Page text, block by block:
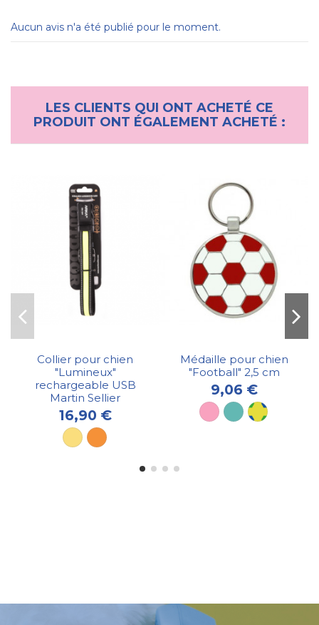
Aucun avis n'a été publié pour le moment.
LES CLIENTS QUI ONT ACHETÉ CE
PRODUIT ONT ÉGALEMENT ACHETÉ :
Collier pour chien
"Lumineux"
rechargeable USB
Martin Sellier
16,90 €
Médaille pour chien
"Football" 2,5 cm
9,06 €